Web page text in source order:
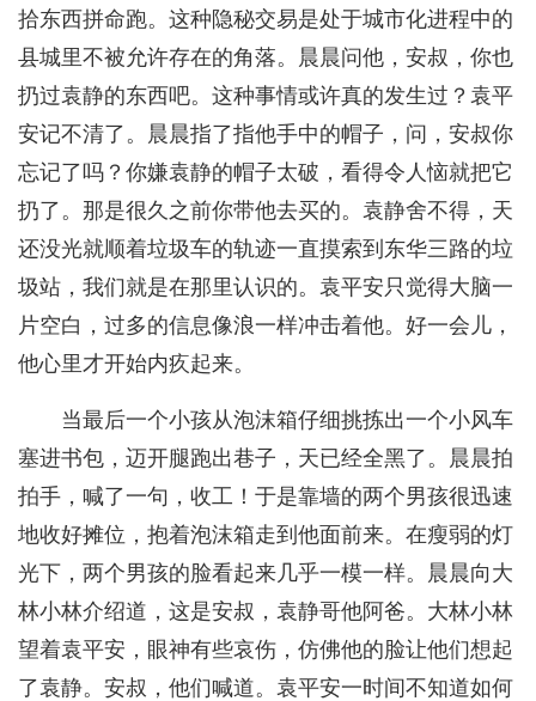
拾东西拼命跑。这种隐秘交易是处于城市化进程中的
县城里不被允许存在的角落。晨晨问他，安叔，你也
扔过袁静的东西吧。这种事情或许真的发生过？袁平
安记不清了。晨晨指了指他手中的帽子，问，安叔你
忘记了吗？你嫌袁静的帽子太破，看得令人恼就把它
扔了。那是很久之前你带他去买的。袁静舍不得，天
还没光就顺着垃圾车的轨迹一直摸索到东华三路的垃
圾站，我们就是在那里认识的。袁平安只觉得大脑一
片空白，过多的信息像浪一样冲击着他。好一会儿，
他心里才开始内疚起来。
当最后一个小孩从泡沫箱仔细挑拣出一个小风车
塞进书包，迈开腿跑出巷子，天已经全黑了。晨晨拍
拍手，喊了一句，收工！于是靠墙的两个男孩很迅速
地收好摊位，抱着泡沫箱走到他面前来。在瘦弱的灯
光下，两个男孩的脸看起来几乎一模一样。晨晨向大
林小林介绍道，这是安叔，袁静哥他阿爸。大林小林
望着袁平安，眼神有些哀伤，仿佛他的脸让他们想起
了袁静。安叔，他们喊道。袁平安一时间不知道如何